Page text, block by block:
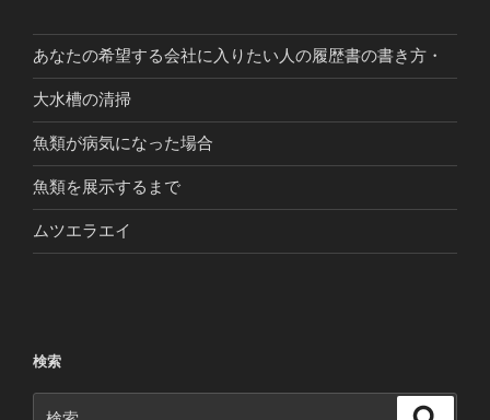
あなたの希望する会社に入りたい人の履歴書の書き方・
大水槽の清掃
魚類が病気になった場合
魚類を展示するまで
ムツエラエイ
検索